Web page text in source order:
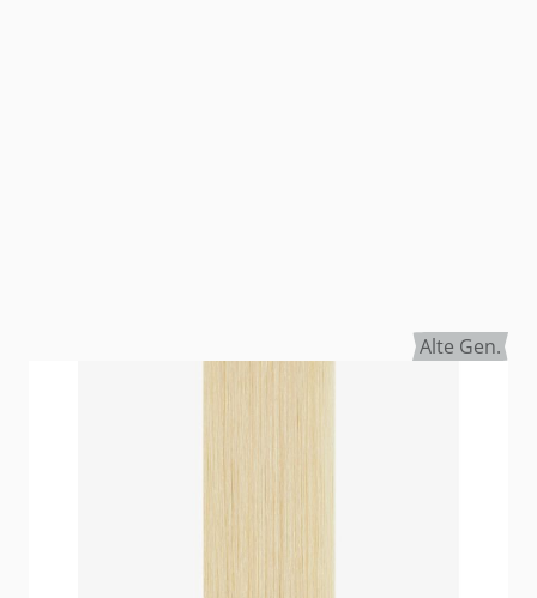
Alte Gen.